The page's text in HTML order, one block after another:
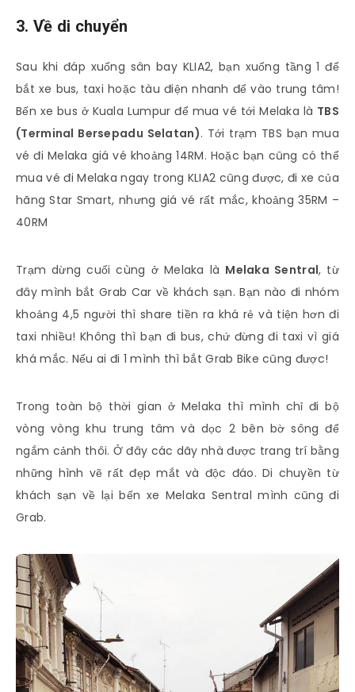
3. Về di chuyển
Sau khi đáp xuống sân bay KLIA2, bạn xuống tầng 1 để
bắt xe bus, taxi hoặc tàu điện nhanh để vào trung tâm!
Bến xe bus ở Kuala Lumpur để mua vé tới Melaka là TBS
(Terminal Bersepadu Selatan). Tới trạm TBS bạn mua
vé đi Melaka giá vé khoảng 14RM. Hoặc bạn cũng có thể
mua vé đi Melaka ngay trong KLIA2 cũng được, đi xe của
hãng Star Smart, nhưng giá vé rất mắc, khoảng 35RM –
40RM
Trạm dừng cuối cùng ở Melaka là Melaka Sentral, từ
đây mình bắt Grab Car về khách sạn. Bạn nào đi nhóm
khoảng 4,5 người thì share tiền ra khá rẻ và tiện hơn đi
taxi nhiều! Không thì bạn đi bus, chứ đừng đi taxi vì giá
khá mắc. Nếu ai đi 1 mình thì bắt Grab Bike cũng được!
Trong toàn bộ thời gian ở Melaka thì mình chỉ đi bộ
vòng vòng khu trung tâm và dọc 2 bên bờ sông để
ngắm cảnh thôi. Ở đây các dãy nhà được trang trí bằng
những hình vẽ rất đẹp mắt và độc đáo. Di chuyền từ
khách sạn về lại bến xe Melaka Sentral mình cũng đi
Grab.